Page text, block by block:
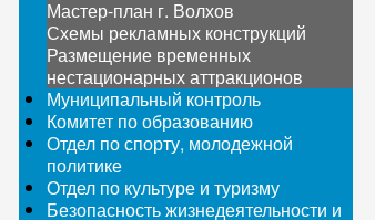
Мастер-план г. Волхов
Схемы рекламных конструкций
Размещение временных
нестационарных аттракционов
Муниципальный контроль
Комитет по образованию
Отдел по спорту, молодежной
политике
Отдел по культуре и туризму
Безопасность жизнедеятельности и